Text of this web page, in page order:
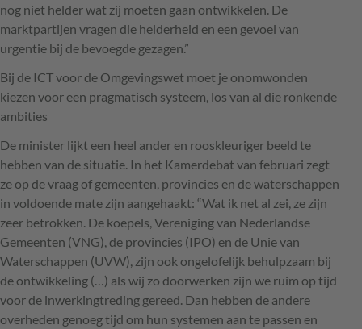
nog niet helder wat zij moeten gaan ontwikkelen. De
marktpartijen vragen die helderheid en een gevoel van
urgentie bij de bevoegde gezagen.”
Bij de ICTvoor de Omgevingswet moet je onomwonden
kiezen voor een pragmatisch systeem, los van al die ronkende
ambities
De minister lijkt een heel ander en rooskleuriger beeld te
hebben van de situatie. In het Kamerdebat van februari zegt
ze op de vraag of gemeenten, provincies en de waterschappen
in voldoende mate zijn aangehaakt: “Wat ik net al zei, ze zijn
zeer betrokken. De koepels, Vereniging van Nederlandse
Gemeenten (VNG), de provincies (IPO) en de Unie van
Waterschappen (UVW), zijn ook ongelofelijk behulpzaam bij
de ontwikkeling (…) als wij zo doorwerken zijn we ruim op tijd
voor de inwerkingtreding gereed. Dan hebben de andere
overheden genoeg tijd om hun systemen aan te passen en